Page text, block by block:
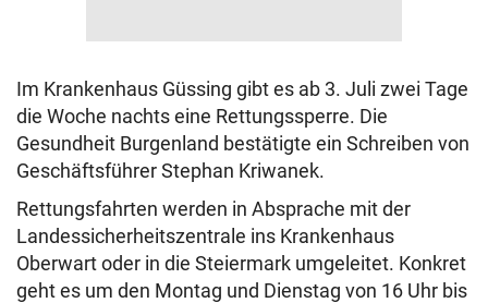
Im Krankenhaus Güssing gibt es ab 3. Juli zwei Tage
die Woche nachts eine Rettungssperre. Die
Gesundheit Burgenland bestätigte ein Schreiben von
Geschäftsführer Stephan Kriwanek.
Rettungsfahrten werden in Absprache mit der
Landessicherheitszentrale ins Krankenhaus
Oberwart oder in die Steiermark umgeleitet. Konkret
geht es um den Montag und Dienstag von 16 Uhr bis